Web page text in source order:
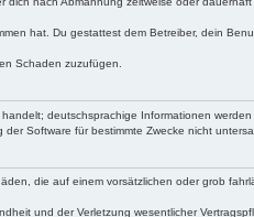
hat. Du gestattest dem Betreiber, dein
Schaden zuzufügen.
deutschsprachige Informationen
Software für bestimmte Zwecke nicht
die auf einem vorsätzlichen oder grob
und der Verletzung wesentlicher